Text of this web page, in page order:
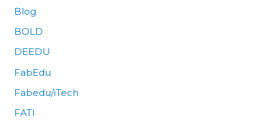
Blog
BOLD
DEEDU
FabEdu
Fabedu/iTech
FATI